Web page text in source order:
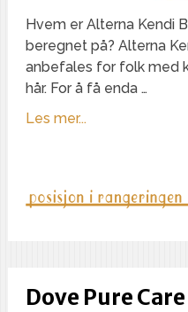
Hvem er Alterna Kendi
beregnet på? Alterna
anbefales for folk med
hår. For å få enda …
Les mer...
Dove Pure Care